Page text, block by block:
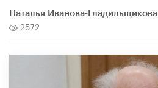
Наталья Иванова-Гладильщикова
2572